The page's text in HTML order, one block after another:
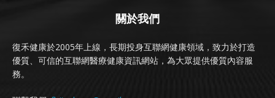
關於我們
復禾健康於2005年上線，長期投身互聯網健康領域，致力於打造
優質、可信的互聯網醫療健康資訊網站，為大眾提供優質內容服
務。